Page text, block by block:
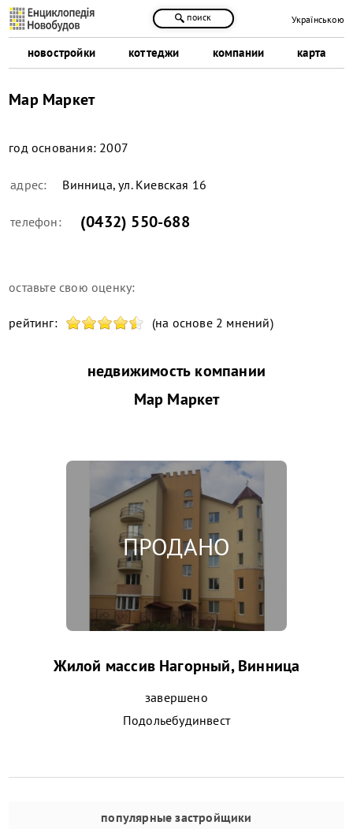
новостройки коттеджи компании карта
поиск Українською
Мар Маркет
год основания: 2007
адрес: Винница, ул. Киевская 16
телефон: (0432) 550-688
оставьте свою оценку:
рейтинг: (на основе 2 мнений)
недвижимость компании
Мар Маркет
Жилой массив Нагорный, Винница
завершено
Подольебудинвест
популярные застройщики